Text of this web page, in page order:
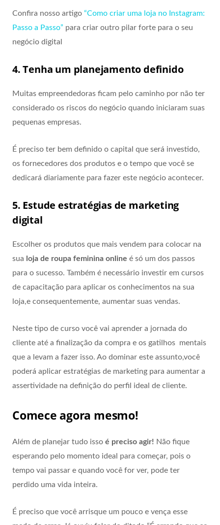
Confira nosso artigo “Como criar uma loja no Instagram:
Passo a Passo” para criar outro pilar forte para o seu
negócio digital
4. Tenha um planejamento definido
Muitas empreendedoras ficam pelo caminho por não ter
considerado os riscos do negócio quando iniciaram suas
pequenas empresas.
É preciso ter bem definido o capital que será investido,
os fornecedores dos produtos e o tempo que você se
dedicará diariamente para fazer este negócio acontecer.
5. Estude estratégias de marketing
digital
Escolher os produtos que mais vendem para colocar na
sua loja de roupa feminina online é só um dos passos
para o sucesso. Também é necessário investir em cursos
de capacitação para aplicar os conhecimentos na sua
loja,e consequentemente, aumentar suas vendas.
Neste tipo de curso você vai aprender a jornada do
cliente até a finalização da compra e os gatilhos mentais
que a levam a fazer isso. Ao dominar este assunto,você
poderá aplicar estratégias de marketing para aumentar a
assertividade na definição do perfil ideal de cliente.
Comece agora mesmo!
Além de planejar tudo isso é preciso agir! Não fique
esperando pelo momento ideal para começar, pois o
tempo vai passar e quando você for ver, pode ter
perdido uma vida inteira.
É preciso que você arrisque um pouco e vença esse